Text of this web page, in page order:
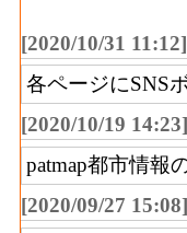
[2020/10/31 11:12]
各ページにSNS
[2020/10/19 14:23]
patmap都市情報
[2020/09/27 15:08]